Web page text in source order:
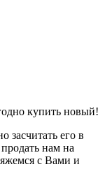
купить новый!
засчитать его в
нам на
с Вами и